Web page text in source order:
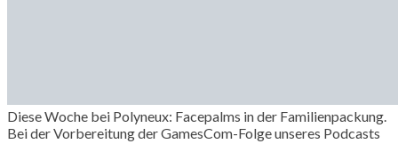
Diese Woche bei Polyneux: Facepalms in der Familienpackung.
Bei der Vorbereitung der GamesCom-Folge unseres Podcasts